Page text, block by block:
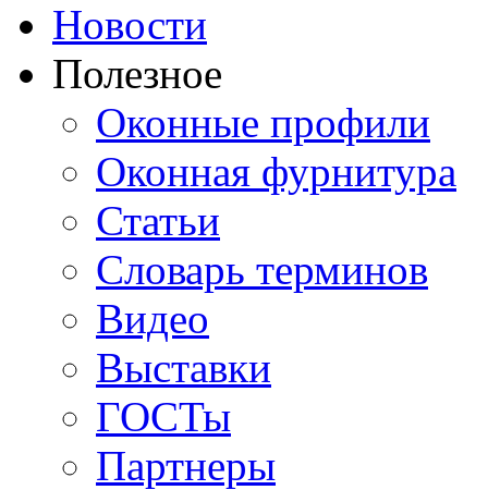
Новости
Полезное
Оконные профили
Оконная фурнитура
Статьи
Словарь терминов
Видео
Выставки
ГОСТы
Партнеры